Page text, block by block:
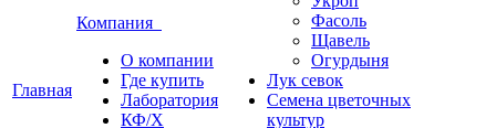
Главная
Компания
О компании
Где купить
Лаборатория
КФ/Х
Фасоль
Щавель
Огурдыня
Лук севок
Семена цветочных
культур